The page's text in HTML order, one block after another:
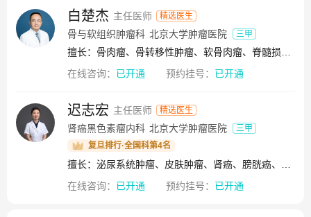
会包括胃癌专业委员会、肿瘤介入学专业委员会、肿瘤流行
病学专业委员会、肿瘤心理学专业委员会、肿瘤病因学专业
委员会、大肠癌专业委员会、期刊出版专业委员会、医院管
理分会、家族遗传性肿瘤专业委员会、肺部肿瘤整合康复专
业委员会、手术安全与质量控制专业委员会、肿瘤信息化管
业委员会等多个专委会的主任委员，此外还担任中国临床肿
瘤协会恶性黑色素瘤专家委员会、肾癌专家委员会、青年专
家委员会的主任委员以及多个专业委员会的副主任委员。 优
质医疗 造福患者医院致力于胃癌、乳腺癌、恶性淋巴瘤、肺
癌、结直肠癌、肝癌、胰腺癌、恶性黑色素瘤、泌尿系统肿
瘤、食管癌、妇科肿瘤、头颈部肿瘤、骨与软组织肿瘤等各
白楚杰 主任医师 精选医生
骨与软组织肿瘤科 北京大学肿瘤医院 三甲
擅长：骨肉瘤、骨转移性肿瘤、软骨肉瘤、脊髓损伤、脊柱骨折、骨肿瘤、Merkel细胞癌、尤文肉瘤、脊柱疾病、黑色素瘤、软组织肿瘤、骨转移癌、脊柱骨折畸形
在线咨询： 已开通 预约挂号： 已开通
迟志宏 主任医师 精选医生
肾癌黑色素瘤内科 北京大学肿瘤医院
三甲
复旦排行·全国科第4名
擅长：泌尿系统肿瘤、皮肤肿瘤、肾癌、膀胱癌、前列腺癌、皮肤黑色素瘤
在线咨询： 已开通 预约挂号： 已开通